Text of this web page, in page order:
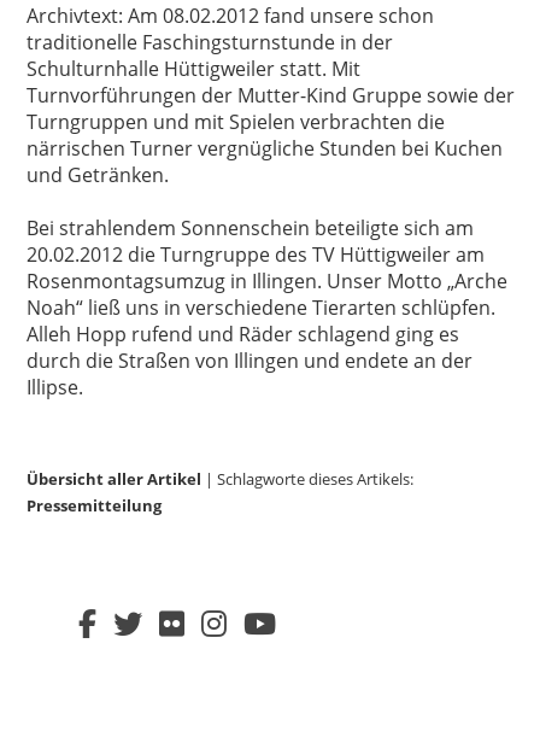
Archivtext: Am 08.02.2012 fand unsere schon
traditionelle Faschingsturnstunde in der
Schulturnhalle Hüttigweiler statt. Mit
Turnvorführungen der Mutter-Kind Gruppe sowie der
Turngruppen und mit Spielen verbrachten die
närrischen Turner vergnügliche Stunden bei Kuchen
und Getränken.
Bei strahlendem Sonnenschein beteiligte sich am
20.02.2012 die Turngruppe des TV Hüttigweiler am
Rosenmontagsumzug in Illingen. Unser Motto „Arche
Noah“ ließ uns in verschiedene Tierarten schlüpfen.
Alleh Hopp rufend und Räder schlagend ging es
durch die Straßen von Illingen und endete an der
Illipse.
Übersicht aller Artikel | Schlagworte dieses Artikels:
Pressemitteilung